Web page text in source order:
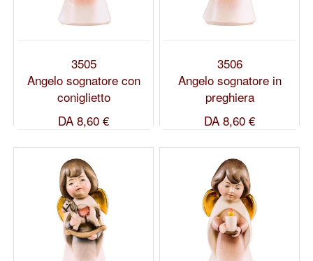
3505
Angelo sognatore con
coniglietto
DA 8,60 €
3506
Angelo sognatore in
preghiera
DA 8,60 €